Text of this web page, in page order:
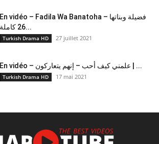
En vidéo – Fadila Wa Banatoha – فضيلة وبناتها
26 كاملة...
Turkish Drama HD 27 juillet 2021
En vidéo – علمني كيف أحب – إنهم يتعاركون ​| ...
Turkish Drama HD 17 mai 2021